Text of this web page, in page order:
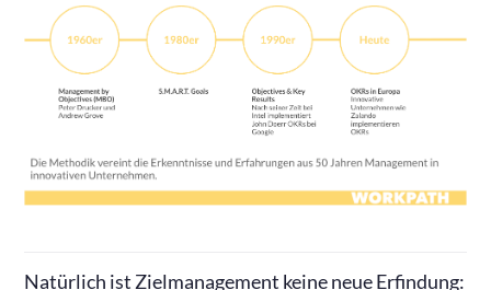
Natürlich ist Zielmanagement keine neue Erfindung: